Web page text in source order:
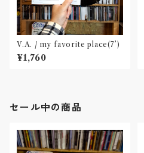
V.A. / my favorite place(7’)
¥1,760
セール中の商品